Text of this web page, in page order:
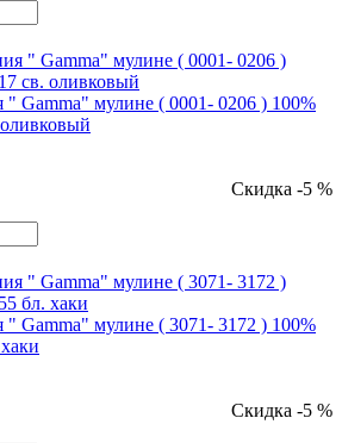
Gamma" мулине ( 0001- 0206 ) 100%
Скидка -5 %
Gamma" мулине ( 3071- 3172 ) 100%
Скидка -5 %